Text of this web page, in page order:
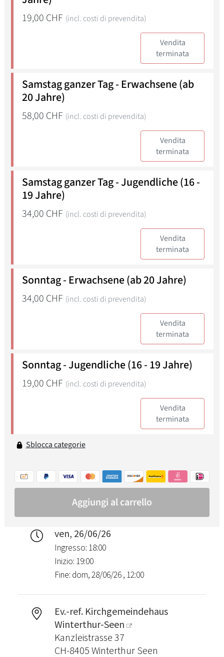
ven, 26/06/26
Ingresso: 18:00
Inizio: 19:00
Fine: dom, 28/06/26 , 12:00
Ev.-ref. Kirchgemeindehaus
Winterthur-Seen
Kanzleistrasse 37
CH-8405 Winterthur Seen